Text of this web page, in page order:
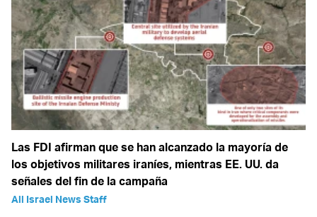
Las FDI afirman que se han alcanzado la mayoría de
los objetivos militares iraníes, mientras EE. UU. da
señales del fin de la campaña
All Israel News Staff